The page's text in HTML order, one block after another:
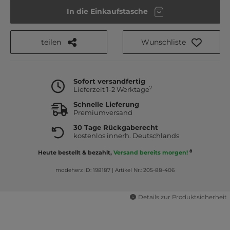
In die Einkaufstasche
teilen Wunschliste
Sofort versandfertig
Lieferzeit 1-2 Werktage7
Schnelle Lieferung
Premiumversand
30 Tage Rückgaberecht
kostenlos innerh. Deutschlands
Heute bestellt & bezahlt, Versand bereits morgen! 8
modeherz ID: 198187 Artikel Nr.: 205-88-406
Details zur Produktsicherheit